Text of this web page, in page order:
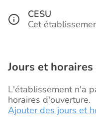
CESU
Cet
Jours et
L'établissement n'a
horaires d'ouverture.
Ajouter des jours et